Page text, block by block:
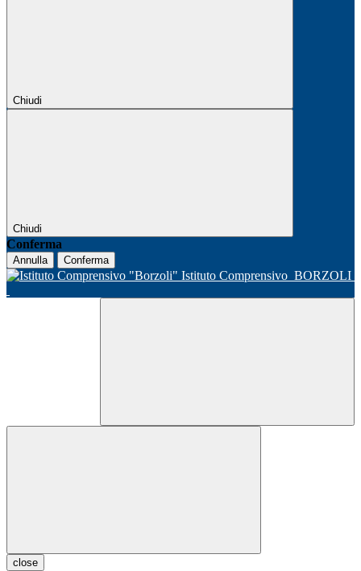
Chiudi
Chiudi
Conferma
Annulla Conferma
Istituto Comprensivo BORZOLI
close